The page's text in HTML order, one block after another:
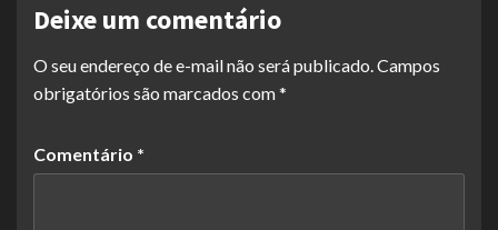
Deixe um comentário
O seu endereço de e-mail não será publicado.Campos
obrigatórios são marcados com*
Comentário *